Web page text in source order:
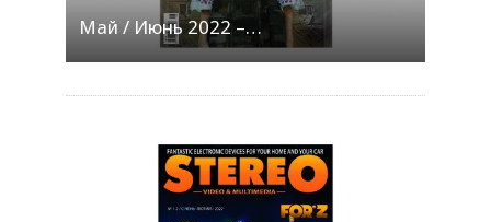
Май / Июнь 2022 –…